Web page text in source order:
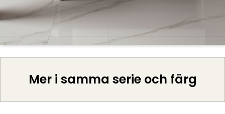
Mer i samma serie och färg